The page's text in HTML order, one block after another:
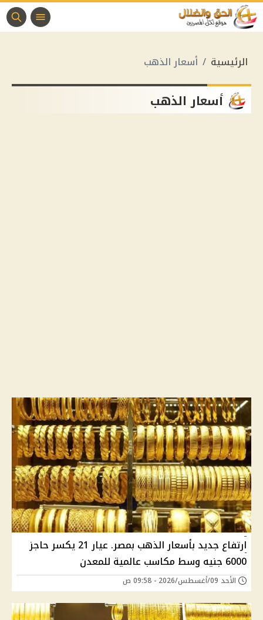
الرئيسية أسعار الذهب
أسعار الذهب
ارتفاع جديد بأسعار الذهب بمصر. عيار 21 يكسر حاجز
6000 جنيه وسط مكاسب عالمية للمعدن
الأحد 09/أغسطس/2026 - 09:58 ص